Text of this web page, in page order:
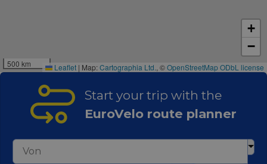
500 km
+
−
Leaflet | Map:Cartographia Ltd. , ©OpenStreetMapODbL license
Start your trip with the
EuroVelo route planner